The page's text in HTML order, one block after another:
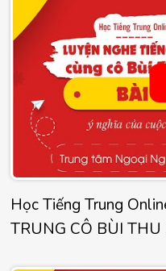
Học Tiếng Trung
TRUNG CÔ BÙI